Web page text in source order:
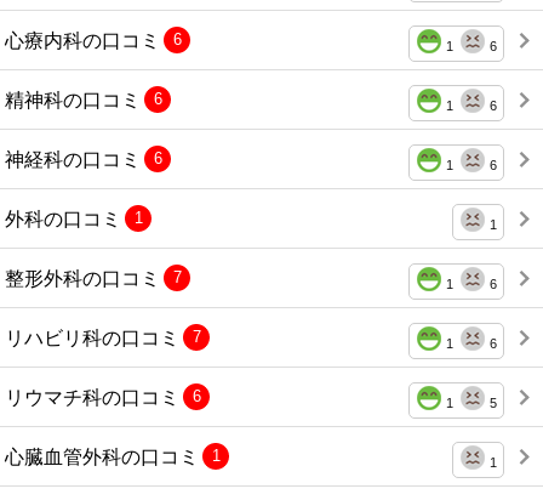
心療内科の口コミ 1 6
6
精神科の口コミ 1 6
6
神経科の口コミ 1 6
6
外科の口コミ 1
1
整形外科の口コミ 1 6
7
リハビリ科の口コミ 1 6
7
リウマチ科の口コミ 1 5
6
心臓血管外科の口コミ 1
1